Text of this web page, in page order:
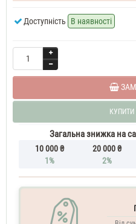
Доступність В наявності
КУПИТИ
Загальна знижка на
10 000 ₴
1%
20 000 ₴
2%